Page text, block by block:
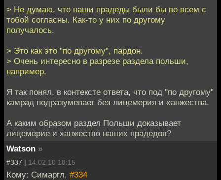
> Не думаю, что наши прадеды были бы во всем с
тобой согласны. Как-то у них по другому
получалось.
> Это как это "по другому", пардон.
> Очень интересно в разрезе раздела польши,
например.
Я так понял, в контексте ответа, что под "по другому"
камрад подразумевает без лицемерия и ханжества.
А каким образом раздел Польши доказывает
лицемерие и ханжество наших прадедов?
Watson »
#337 | 14.02.10 18:15
Кому: Симаргл, #334